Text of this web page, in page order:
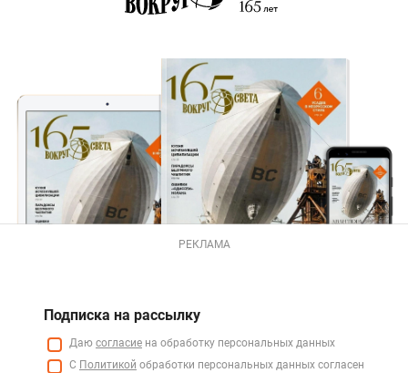
РЕКЛАМА
Подписка на рассылку
Даю согласие на обработку персональных данных
С Политикой обработки персональных данных согласен